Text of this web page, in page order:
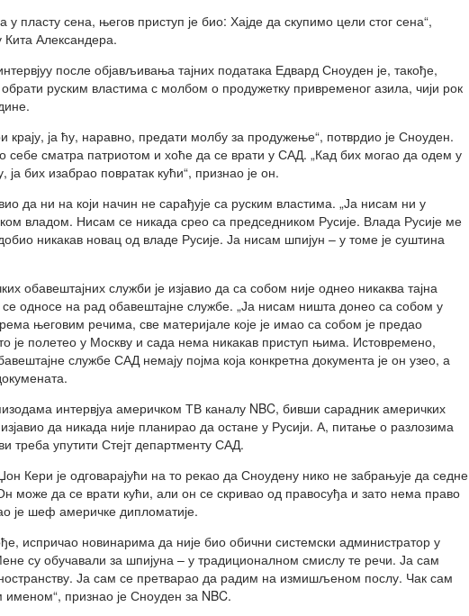
у пласту сена, његов приступ је био: Хајде да скупимо цели стог сена“,
Кита Александера.
после објављивања тајних података Едвард Сноуден је, такође,
руским властима с молбом о продужетку привременог азила, чији рок
крају, ја ћу, наравно, предати молбу за продужење“, потврдио је Сноуден.
себе сматра патриотом и хоће да се врати у САД. „Кад бих могао да одем у
ја бих изабрао повратак кући“, признао је он.
да ни на који начин не сарађује са руским властима. „Ја нисам ни у
владом. Нисам се никада срео са председником Русије. Влада Русије ме
никакав новац од владе Русије. Ја нисам шпијун – у томе је суштина
обавештајних служби је изјавио да са собом није однео никаква тајна
се односе на рад обавештајне службе. „Ја нисам ништа донео са собом у
његовим речима, све материјале које је имао са собом је предао
је полетео у Москву и сада нема никакав приступ њима. Истовремено,
службе САД немају појма која конкретна документа је он узео, а
интервјуа америчком ТВ каналу NBC, бивши сарадник америчких
да никада није планирао да остане у Русији. А, питање о разлозима
треба упутити Стејт департменту САД.
Кери је одговарајући на то рекао да Сноудену нико не забрањује да седне
може да се врати кући, али он се скривао од правосуђа и зато нема право
је шеф америчке дипломатије.
испричао новинарима да није био обични системски администратор у
су обучавали за шпијуна – у традиционалном смислу те речи. Ја сам
Ја сам се претварао да радим на измишљеном послу. Чак сам
признао је Сноуден за NBC.